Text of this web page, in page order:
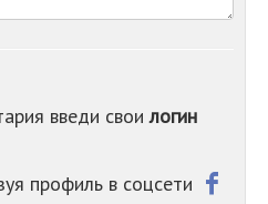
-
-
введи своилогин
профиль в соцсети